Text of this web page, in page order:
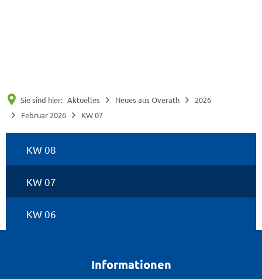
Sie sind hier: Aktuelles Neues aus Overath
2026
Februar 2026
KW 07
KWKW 08
KW 07
KW 06
Informationen